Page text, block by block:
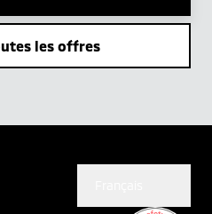
les offres